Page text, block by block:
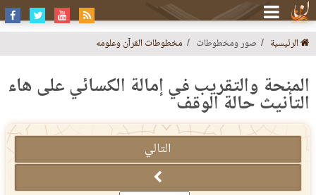
الرئيسية صور ومخطوطات مخطوطات القرآن وعلومه
المنحة والتقريب في إمالة الكسائي على هاء
التأنيث حالة الوقف
التالي